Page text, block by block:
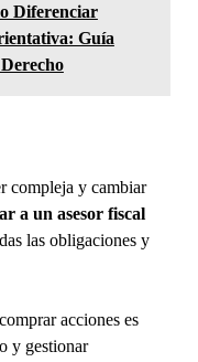
Diferenciar
Guía
compleja y cambiar
a un asesor fiscal
las obligaciones y
acciones es
y gestionar